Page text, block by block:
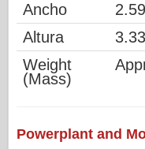
Ancho
Altura
Weight
(Mass)
Powerplant and